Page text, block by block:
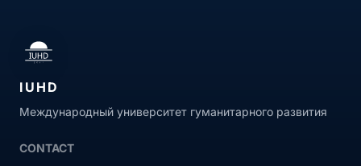
IUHD
Международный университет гуманитарного развития
CONTACT